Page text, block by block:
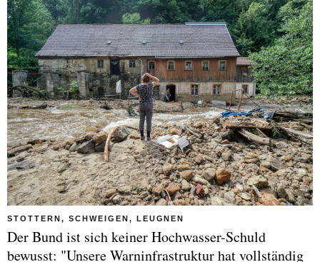
STOTTERN, SCHWEIGEN, LEUGNEN
Der Bund ist sich keiner Hochwasser-Schuld
bewusst: "Unsere Warninfrastruktur hat vollständig